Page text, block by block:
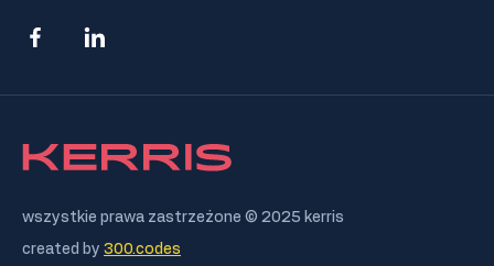
wszystkie prawa zastrzeżone © 2025 kerris
created by 300.codes